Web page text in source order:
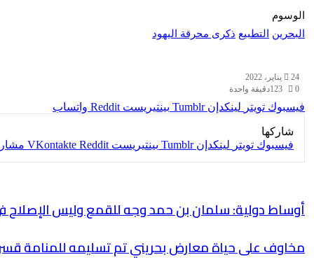
الوسوم
البحرين
التطبيع ذكرى محرقة اليهود
24 يناير، 2022
0
123دقيقة واحدة
فيسبوك تويتر لينكدإن بينتيريست واتساب
شاركها
فيسبوك تويتر لينكدإن بينتيريست
أوساط دولية: سلمان بن حمد وجه للقمع وليس الإصلاح
مخاوف على حياة معارض بحريني تم تسليمه للمنامة